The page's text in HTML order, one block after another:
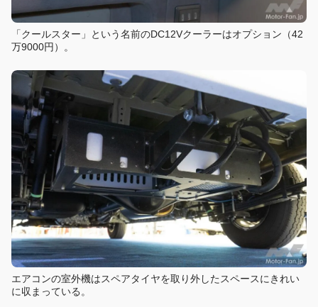
「クールスター」という名前のDC12Vクーラーはオプション（42
万9000円）。
エアコンの室外機はスペアタイヤを取り外したスペースにきれい
に収まっている。